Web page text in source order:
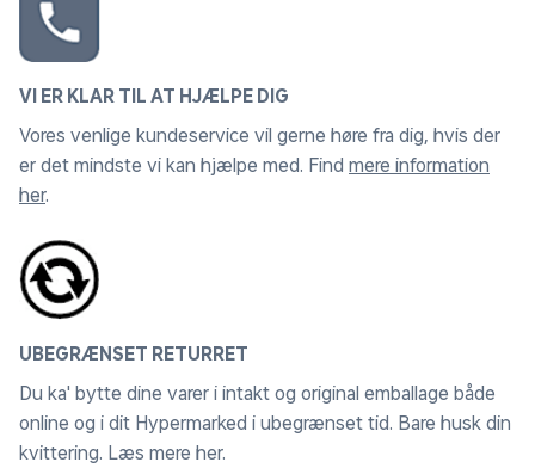
VI ER KLAR TIL AT HJÆLPE DIG
Vores venlige kundeservice vil gerne høre fra dig, hvis der
er det mindste vi kan hjælpe med. Find mere information
her.
UBEGRÆNSET RETURRET
Du ka' bytte dine varer i intakt og original emballage både
online og i dit Hypermarked i ubegrænset tid. Bare husk din
kvittering. Læs mere her.